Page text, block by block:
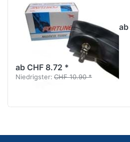
Fortune
2.00/2.25 x 16-
17", mit MV-
Schraubventil
ab CHF 8.72 *
Niedrigster: CHF 10.90 *